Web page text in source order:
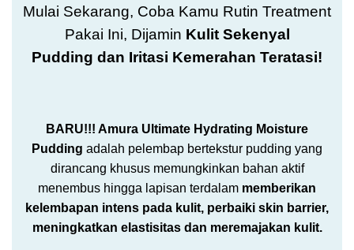
Mulai Sekarang, Coba Kamu Rutin Treatment
Pakai Ini, Dijamin Kulit Sekenyal
Pudding dan Iritasi Kemerahan Teratasi!
BARU!!! Amura Ultimate Hydrating Moisture
Pudding adalah pelembap bertekstur pudding yang
dirancang khusus memungkinkan bahan aktif
menembus hingga lapisan terdalam memberikan
kelembapan intens pada kulit, perbaiki skin barrier,
meningkatkan elastisitas dan meremajakan kulit.